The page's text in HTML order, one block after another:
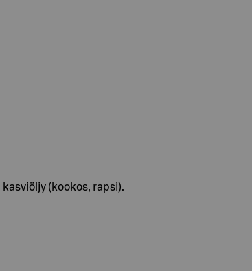
(kookos, rapsi).